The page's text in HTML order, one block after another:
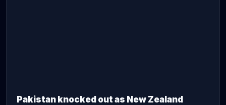
Pakistan knocked out as New Zealand